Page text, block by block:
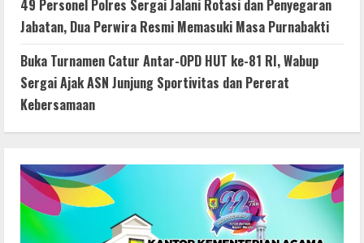
49 Personel Polres Sergai Jalani Rotasi dan Penyegaran
Jabatan, Dua Perwira Resmi Memasuki Masa Purnabakti
Buka Turnamen Catur Antar-OPD HUT ke-81 RI, Wabup
Sergai Ajak ASN Junjung Sportivitas dan Pererat
Kebersamaan